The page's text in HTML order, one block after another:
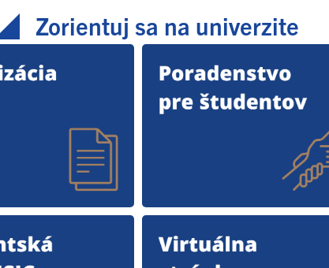
Zorientuj sa na univerzite